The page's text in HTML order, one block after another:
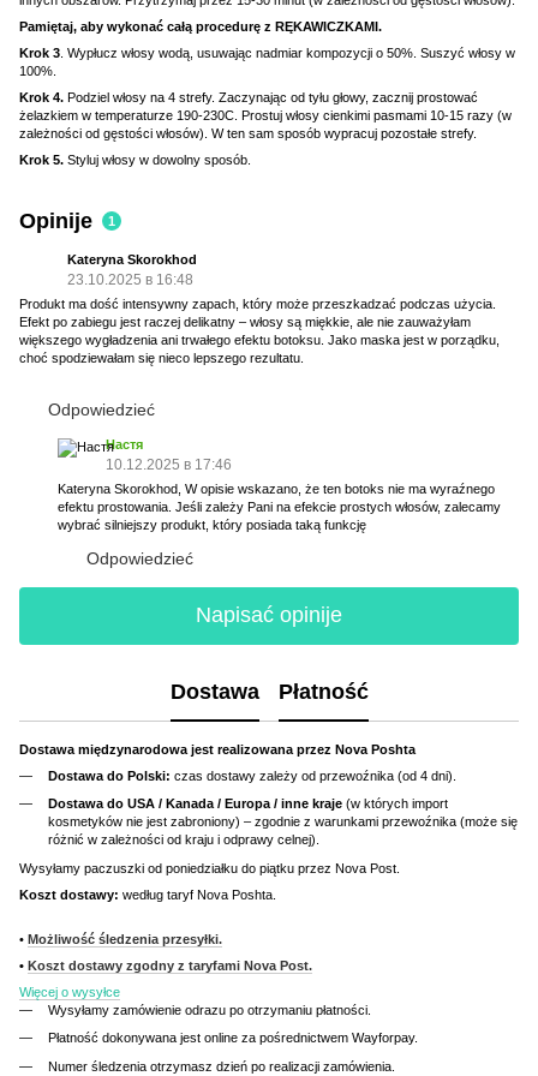
Pamiętaj, aby wykonać całą procedurę z RĘKAWICZKAMI.
Krok 3 . Wypłucz włosy wodą, usuwając nadmiar kompozycji o 50%. Suszyć włosy w
100%.
Krok 4. Podziel włosy na 4 strefy. Zaczynając od tyłu głowy, zacznij prostować
żelazkiem w temperaturze 190-230C. Prostuj włosy cienkimi pasmami 10-15 razy (w
zależności od gęstości włosów). W ten sam sposób wypracuj pozostałe strefy.
Krok 5. Styluj włosy w dowolny sposób.
Opinije 1
Kateryna Skorokhod
23.10.2025 в 16:48
Produkt ma dość intensywny zapach, który może przeszkadzać podczas użycia.
Efekt po zabiegu jest raczej delikatny – włosy są miękkie, ale nie zauważyłam
większego wygładzenia ani trwałego efektu botoksu. Jako maska jest w porządku,
choć spodziewałam się nieco lepszego rezultatu.
Odpowiedzieć
Настя
10.12.2025 в 17:46
Kateryna Skorokhod, W opisie wskazano, że ten botoks nie ma wyraźnego
efektu prostowania. Jeśli zależy Pani na efekcie prostych włosów, zalecamy
wybrać silniejszy produkt, który posiada taką funkcję
Odpowiedzieć
Napisać opinije
Dostawa Płatność
Dostawa międzynarodowa jest realizowana przez Nova Poshta
Dostawa do Polski: czas dostawy zależy od przewoźnika (od 4 dni).
Dostawa do USA / Kanada / Europa / inne kraje (w których import
kosmetyków nie jest zabroniony) – zgodnie z warunkami przewoźnika (może się
różnić w zależności od kraju i odprawy celnej).
Wysyłamy paczuszki od poniedziałku do piątku przez Nova Post.
Koszt dostawy: według taryf Nova Poshta.
• Możliwość śledzenia przesyłki.
• Koszt dostawy zgodny z taryfami Nova Post.
Więcej o wysyłce
Wysyłamy zamówienie odrazu po otrzymaniu płatności.
Płatność dokonywana jest online za pośrednictwem Wayforpay.
Numer śledzenia otrzymasz dzień po realizacji zamówienia.